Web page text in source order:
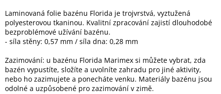
Sestavy
počítačů
Inpraise
Kamerové
MILESIGHT
Doprodej
Laminovaná folie bazénu Florida je trojvrstvá, vyztužená
polyesterovou tkaninou. Kvalitní zpracování zajistí dlouhodobé
bezproblémové užívání bazénu.
- síla stěny: 0,57 mm / síla dna: 0,28 mm
Zazimování: u bazénu Florida Marimex si můžete vybrat, zda
bazén vypustíte, složíte a uvolníte zahradu pro jiné aktivity,
nebo ho zazimujete a ponecháte venku. Materiály bazénu jsou
odolné a uzpůsobené pro zazimování v zimě.